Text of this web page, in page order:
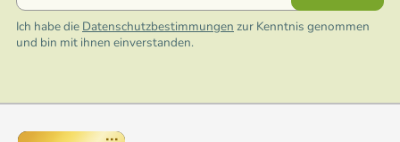
Ich habe die Datenschutzbestimmungen zur Kenntnis genommen
und bin mit ihnen einverstanden.